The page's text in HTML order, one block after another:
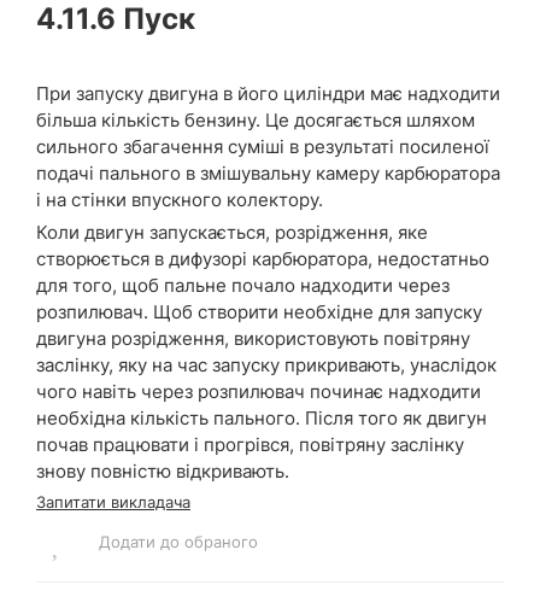
4.11.6 Пуск
При запуску двигуна в його циліндри має надходити
більша кількість бензину. Це досягається шляхом
сильного збагачення суміші в результаті посиленої
подачі пального в змішувальну камеру карбюратора
і на стінки впускного колектору.
Коли двигун запускається, розрідження, яке
створюється в дифузорі карбюратора, недостатньо
для того, щоб пальне почало надходити через
розпилювач. Щоб створити необхідне для запуску
двигуна розрідження, використовують повітряну
заслінку, яку на час запуску прикривають, унаслідок
чого навіть через розпилювач починає надходити
необхідна кількість пального. Після того як двигун
почав працювати і прогрівся, повітряну заслінку
знову повністю відкривають.
Запитати викладача
Додати до обраного